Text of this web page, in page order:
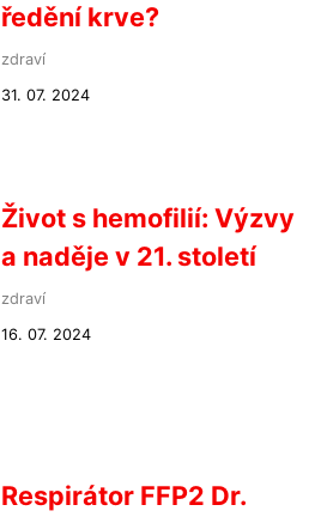
ředění krve?
zdraví
31. 07. 2024
Život s hemofilií: Výzvy
a naděje v 21. století
zdraví
16. 07. 2024
Respirátor FFP2 Dr.